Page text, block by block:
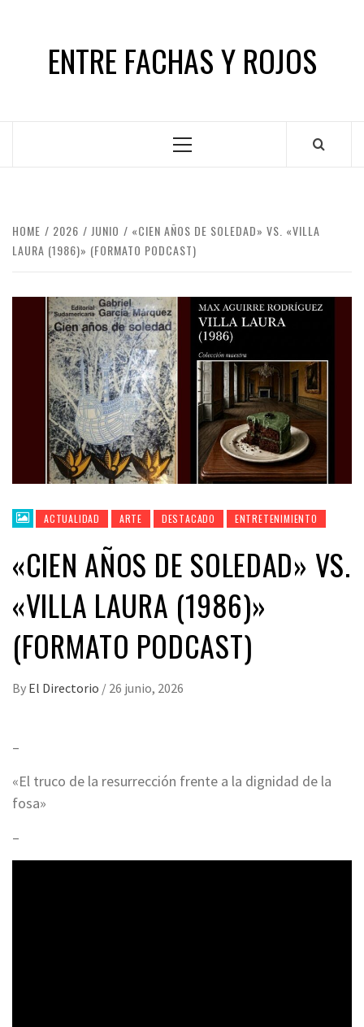
ENTRE FACHAS Y ROJOS
Primary
HOME 2026 JUNIO
«CIEN AÑOS DE SOLEDAD» VS. «VILLA
LAURA (1986)» (FORMATO PODCAST)
ACTUALIDAD ARTE DESTACADO ENTRETENIMIENTO
«CIEN AÑOS DE SOLEDAD» VS.
«VILLA LAURA (1986)»
(FORMATO PODCAST)
By El Directorio / 26 junio, 2026
–
«El truco de la resurrección frente a la dignidad de la
fosa»
–